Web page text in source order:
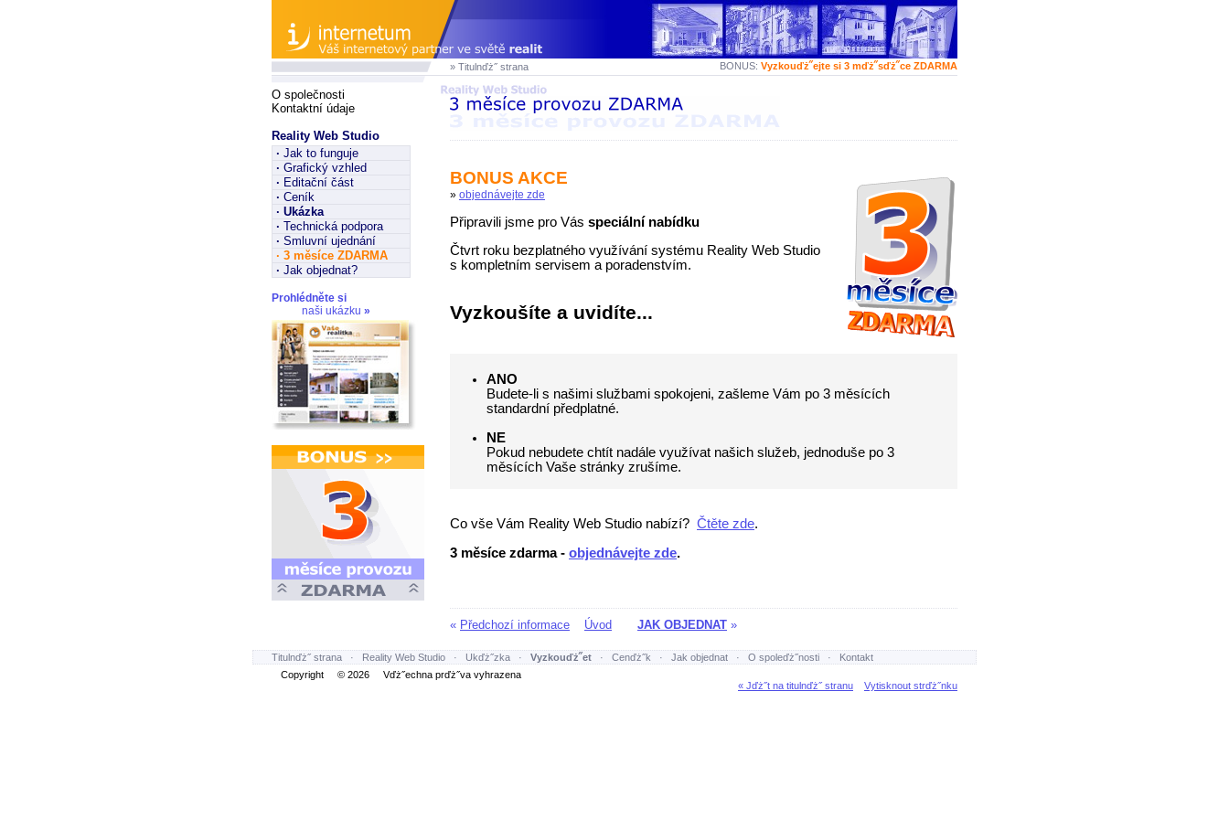
BONUS: Vyzkouďż˝ejte si 3 mďż˝sďż˝ce ZDARMA
» Titulnďż˝ strana
O společnosti
Kontaktní údaje
Reality Web Studio
· Jak to funguje
· Grafický vzhled
· Editační část
· Ceník
· Ukázka
· Technická podpora
· Smluvní ujednání
· 3 měsíce ZDARMA
· Jak objednat?
Prohlédněte si
naši ukázku »
BONUS AKCE
» objednávejte zde
Připravili jsme pro Vás speciální nabídku
Čtvrt roku bezplatného využívání systému Reality Web Studio
s kompletním servisem a poradenstvím.
Vyzkoušíte a uvidíte...
ANO
Budete-li s našimi službami spokojeni, zašleme Vám po 3 měsících
standardní předplatné.
NE
Pokud nebudete chtít nadále využívat našich služeb, jednoduše po 3
měsících Vaše stránky zrušíme.
Co vše Vám Reality Web Studio nabízí? Čtěte zde.
3 měsíce zdarma - objednávejte zde.
« Předchozí informace Úvod JAK OBJEDNAT »
Titulnďż˝ strana · Reality Web Studio · Ukďż˝zka · Vyzkouďż˝et · Cenďż˝k · Jak objednat · O spoleďż˝nosti · Kontakt
Copyright © 2026 Vďż˝echna prďż˝va vyhrazena
« Jďż˝t na titulnďż˝ stranu
Vytisknout strďż˝nku